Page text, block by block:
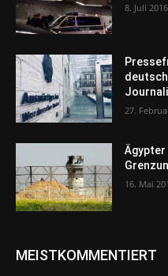
8. Juli 2016
27.
Ägypter
16. Mai
MEISTKOMMENTIERT